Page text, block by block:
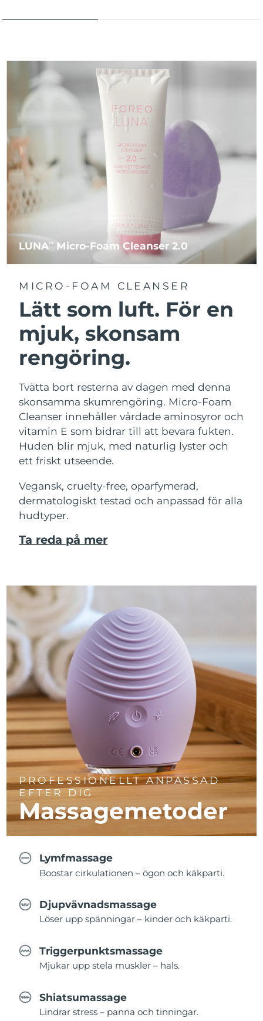
LUNATM Micro-Foam Cleanser 2.0
MICRO-FOAM CLEANSER
Lätt som luft. För en
mjuk, skonsam
rengöring.
Tvätta bort resterna av dagen med denna
skonsamma skumrengöring. Micro-Foam
Cleanser innehåller vårdade aminosyror och
vitamin E som bidrar till att bevara fukten.
Huden blir mjuk, med naturlig lyster och
ett friskt utseende.
Vegansk, cruelty-free, oparfymerad,
dermatologiskt testad och anpassad för alla
hudtyper.
Ta reda på mer
PROFESSIONELLT ANPASSAD
EFTER DIG
Massagemetoder
Lymfmassage
Boostar cirkulationen – ögon och käkparti.
Djupvävnadsmassage
Löser upp spänningar – kinder och käkparti.
Triggerpunktsmassage
Mjukar upp stela muskler – hals.
Shiatsumassage
Lindrar stress – panna och tinningar.